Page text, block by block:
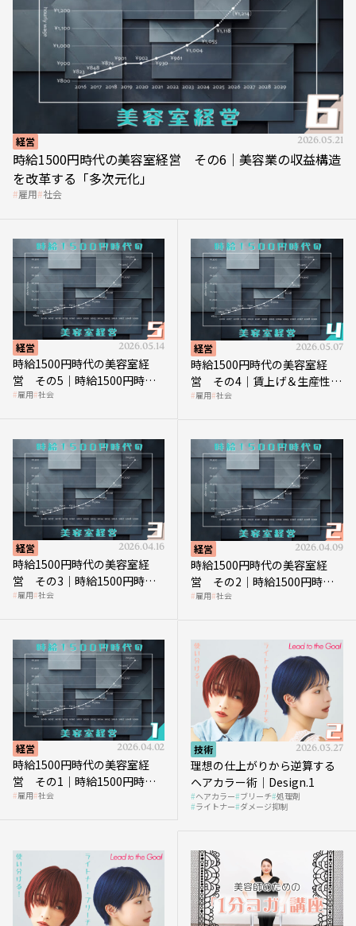
経営 2026.05.21
時給1500円時代の美容室経営 その6｜美容業の収益構造
を改革する「多次元化」
雇用 社会
経営 2026.05.14
時給1500円時代の美容室経
営 その5｜時給1500円時代
の到来は美容業の収益構造を
雇用 社会
経営 2026.05.07
時給1500円時代の美容室経
営 その4｜賃上げ＆生産性向
上につなげる賢い助成金活用
雇用 社会
経営 2026.04.16
時給1500円時代の美容室経
営 その3｜時給1500円時
代、美容業はどのような影響
雇用 社会
経営 2026.04.09
時給1500円時代の美容室経
営 その2｜時給1500円時代
に支払う給与はいくらなのか
雇用 社会
経営 2026.04.02
時給1500円時代の美容室経
営 その1｜時給1500円時代
へ向かう社会的背景
雇用 社会
技術 2026.03.27
理想の仕上がりから逆算する
ヘアカラー術｜Design.1
ヘアカラー ブリーチ 処理剤
ライトナー ダメージ抑制